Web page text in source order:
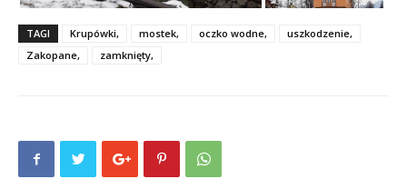
TAGI Krupówki, mostek, oczko wodne,
uszkodzenie,
Zakopane,
zamknięty,